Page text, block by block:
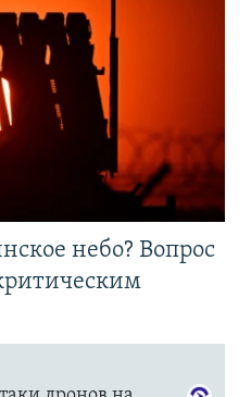
небо? Вопрос